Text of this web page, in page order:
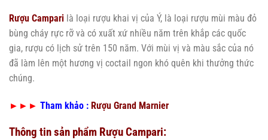
Rượu Campari là loại rượu khai vị của Ý, là loại rượu mùi màu đỏ
bùng cháy rực rỡ và có xuất xứ nhiều năm trên khắp các quốc
gia, rượu có lịch sử trên 150 năm. Với mùi vị và màu sắc của nó
đã làm lên một hương vị coctail ngon khó quên khi thưởng thức
chúng.
►►► Tham khảo : Rượu Grand Marnier
Thông tin sản phẩm Rượu Campari: